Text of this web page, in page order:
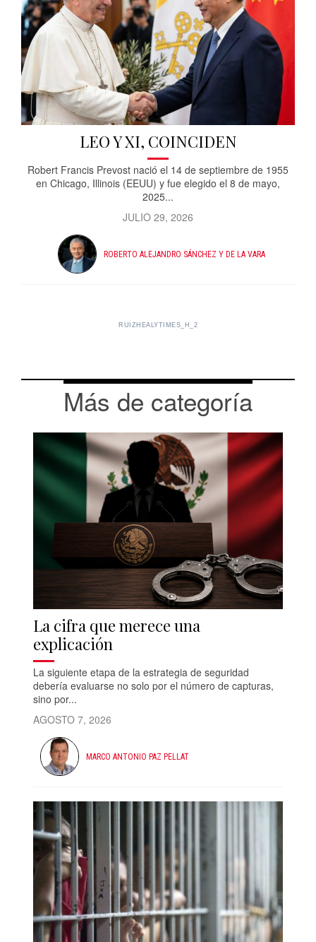
LEO Y XI, COINCIDEN
Robert Francis Prevost nació el 14 de septiembre de 1955
en Chicago, Illinois (EEUU) y fue elegido el 8 de mayo,
2025...
JULIO 29, 2026
ROBERTO ALEJANDRO SÁNCHEZ Y DE LA VARA
RUIZHEALYTIMES_H_2
Más de categoría
La cifra que merece una
explicación
La siguiente etapa de la estrategia de seguridad
debería evaluarse no solo por el número de capturas,
sino por...
AGOSTO 7, 2026
MARCO ANTONIO PAZ PELLAT